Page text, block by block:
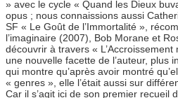
» avec le cycle « Quand les Dieux
opus ; nous connaissions aussi
SF « Le Goût de l’Immortalité »,
l’imaginaire (2007), Bob Morane et
découvrir à travers «
une nouvelle facette de l’auteur, plus
qui montre qu’après avoir montré
« genres », elle l’était aussi sur
Car il s’agit ici de son premier recueil